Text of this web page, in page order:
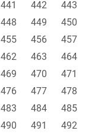
441 442
443
448 449
450
455 456
457
462 463
464
469 470
471
476 477
478
483 484
485
490 491
492